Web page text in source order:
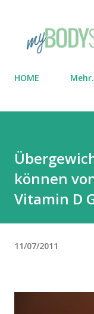
HOME
können
Vitamin D
11/07/2011